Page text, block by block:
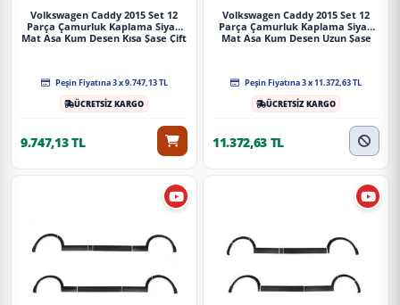
Volkswagen Caddy 2015 Set 12
Parça Çamurluk Kaplama Siyah
Mat Asa Kum Desen Kısa Şase Çift
Peşin Fiyatına 3 x 9.747,13 TL
ÜCRETSİZ KARGO
9.747,13 TL
Volkswagen Caddy 2015 Set 12
Parça Çamurluk Kaplama Siyah
Mat Asa Kum Desen Uzun Şase
Peşin Fiyatına 3 x 11.372,63 TL
ÜCRETSİZ KARGO
11.372,63 TL